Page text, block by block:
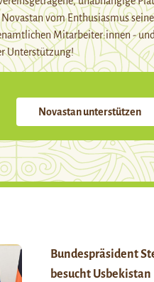
vom Enthusiasmus
Mitarbeiter:innen -
Unterstützung!
Novastan unterstützen
Bundespräsident
besucht Usbekistan